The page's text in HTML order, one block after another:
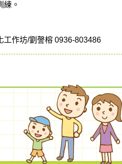
練。
工作坊/劉謦榕 0936-803486